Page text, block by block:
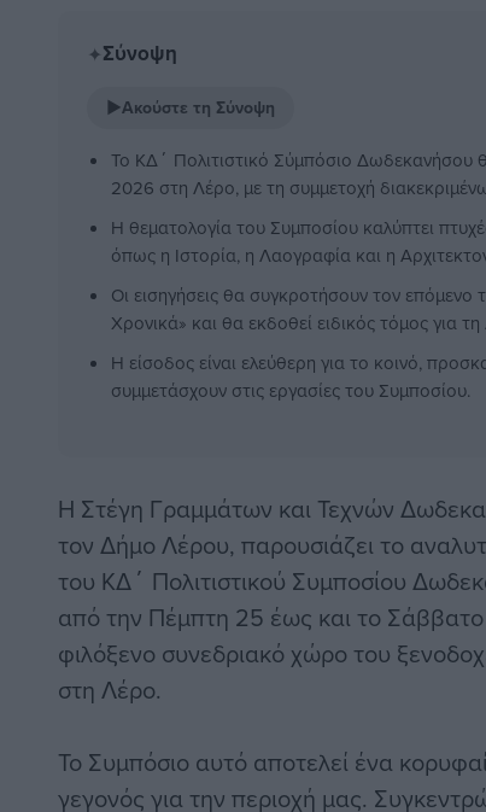
✦Σύνοψη
▶Ακούστε τη Σύνοψη
Το ΚΔ΄ Πολιτιστικό Σύμπόσιο Δωδεκανήσου
2026 στη Λέρο, με τη συμμετοχή
Η θεματολογία του Συμποσίου καλύπτει
όπως η Ιστορία, η Λαογραφία και η
Οι εισηγήσεις θα συγκροτήσουν τον
Χρονικά» και θα εκδοθεί ειδικός τόμος για
Η είσοδος είναι ελεύθερη για το κοινό,
συμμετάσχουν στις εργασίες του Συμποσίου.
Η Στέγη Γραμμάτων και Τεχνών
τον Δήμο Λέρου, παρουσιάζει το
του ΚΔ΄ Πολιτιστικού Συμποσίου
από την Πέμπτη 25 έως και το
φιλόξενο συνεδριακό χώρο του
στη Λέρο.
Το Συμπόσιο αυτό αποτελεί ένα
γεγονός για την περιοχή μας.